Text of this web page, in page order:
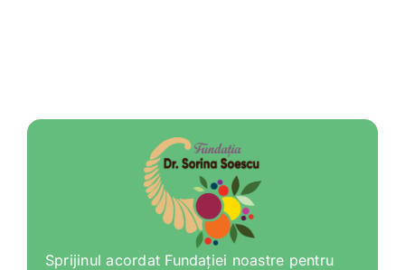
Sprijinul acordat Fundației noastre pentru